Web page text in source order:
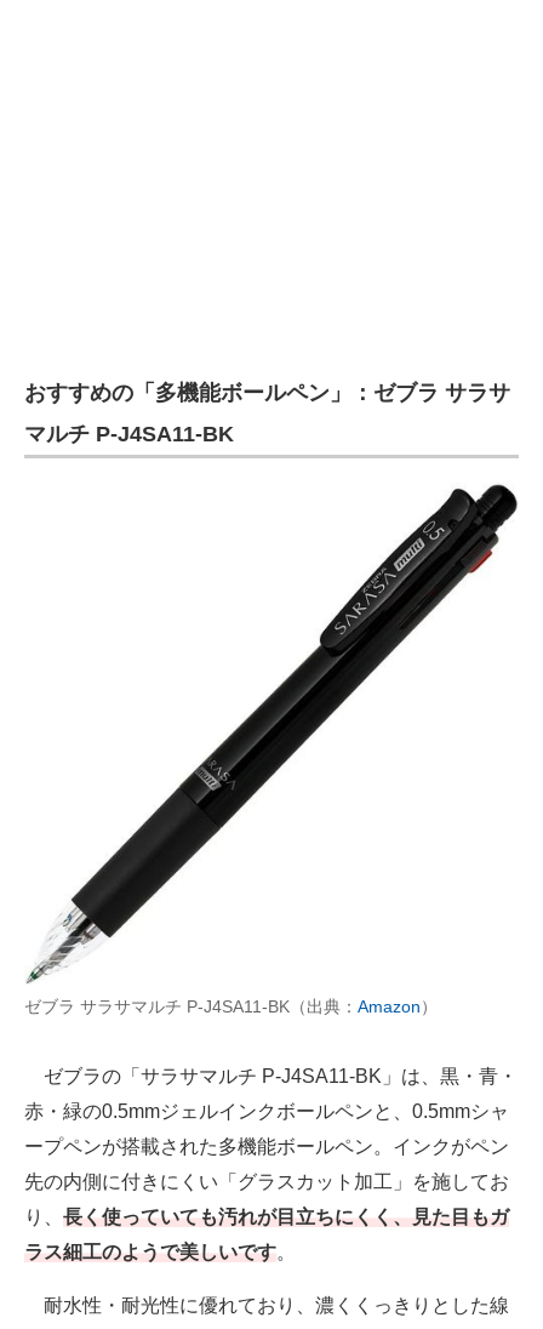
おすすめの「多機能ボールペン」：ゼブラ サラサ
マルチ P-J4SA11-BK
ゼブラ サラサマルチ P-J4SA11-BK（出典： Amazon）
ゼブラの「サラサマルチ P-J4SA11-BK」は、黒・青・
赤・緑の0.5mmジェルインクボールペンと、0.5mmシャ
ープペンが搭載された多機能ボールペン。インクがペン
先の内側に付きにくい「グラスカット加工」を施してお
り、 長く使っていても汚れが目立ちにくく、見た目もガ
ラス細工のようで美しいです。
耐水性・耐光性に優れており、濃くくっきりとした線